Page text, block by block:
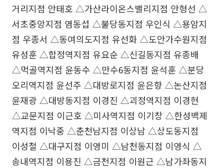
거리지점 안태호 △가산라이온스밸리지점 안형선 △
서초중앙지점 염동섭 △불당동지점 우인식 △용암지
점 우종서 △동여의도지점 유선화 △도안가수원지점
유성훈 △합정역지점 유요순 △신길동지점 유종배
△먹골역지점 윤동수 △만수6동지점 윤석훈 △분당
오리역지점 윤선주 △대방로지점 윤은향 △논산지점
윤재광 △대방동지점 이경진 △괴정역지점 이경현
△교문지점 이근호 △미사역지점 이기창 △한성백제
역지점 이낙중 △춘천남지점 이상남 △상도동지점
이성철 △대구지점 이영미 △남천동지점 이영식 △
송내역지점 이용진 △금천지점 이원근 △남가좌동지